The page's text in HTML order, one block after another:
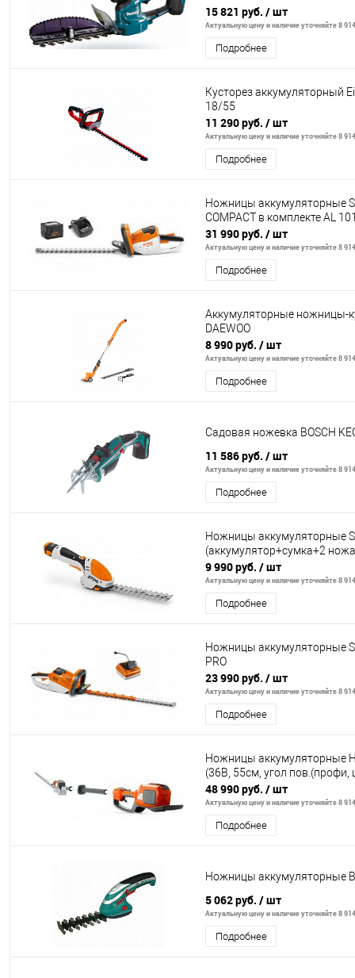
15 821 руб. / шт
Актуальную цену и наличие уточняйте 8
Подробнее
Кусторез аккумуляторный
18/55
11 290 руб. / шт
Актуальную цену и наличие уточняйте 8
Подробнее
Ножницы аккумуляторные
COMPACT в комплекте AL
31 990 руб. / шт
Актуальную цену и наличие уточняйте 8
Подробнее
Аккумуляторные ножницы-
DAEWOO
8 990 руб. / шт
Актуальную цену и наличие уточняйте 8
Подробнее
Садовая ножевка BOSCH
11 586 руб. / шт
Актуальную цену и наличие уточняйте 8
Подробнее
Ножницы аккумуляторные
(аккумулятор+сумка+2
9 990 руб. / шт
Актуальную цену и наличие уточняйте 8
Подробнее
Ножницы аккумуляторные
PRO
23 990 руб. / шт
Актуальную цену и наличие уточняйте 8
Подробнее
Ножницы аккумуляторные
(36В, 55см, угол
48 990 руб. / шт
Актуальную цену и наличие уточняйте 8
Подробнее
Ножницы аккумуляторные
5 062 руб. / шт
Актуальную цену и наличие уточняйте 8
Подробнее